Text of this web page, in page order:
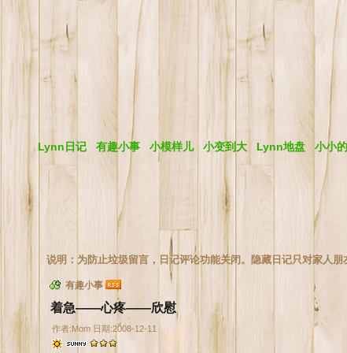
Lynn日记 有趣小事 小模样儿 小变到大 Lynn地盘 小小
说明：为防止垃圾留言，日记评论功能关闭。隐藏日记只对家人朋
有趣小事
着急——心疼——欣慰
作者:Mom 日期:2008-12-11